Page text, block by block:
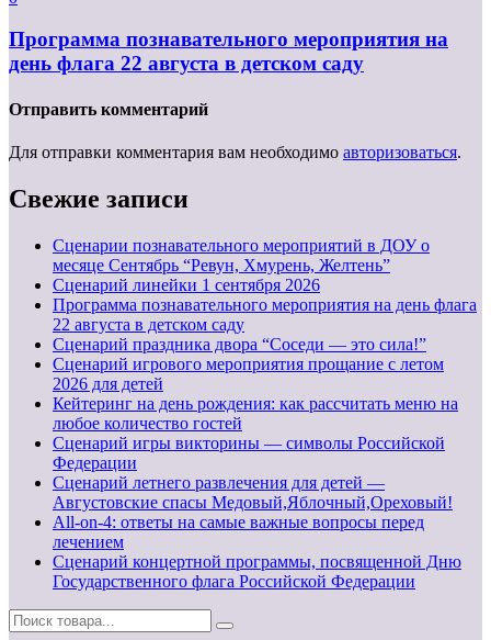
Программа познавательного мероприятия на
день флага 22 августа в детском саду
Отправить комментарий
Для отправки комментария вам необходимо авторизоваться.
Свежие записи
Сценарии познавательного мероприятий в ДОУ о
месяце Сентябрь “Ревун, Хмурень, Желтень”
Cценарий линейки 1 сентября 2026
Программа познавательного мероприятия на день флага
22 августа в детском саду
Сценарий праздника двора “Соседи — это сила!”
Сценарий игрового мероприятия прощание с летом
2026 для детей
Кейтеринг на день рождения: как рассчитать меню на
любое количество гостей
Сценарий игры викторины — символы Российской
Федерации
Сценарий летнего развлечения для детей —
Августовские спасы Медовый,Яблочный,Ореховый!
All-on-4: ответы на самые важные вопросы перед
лечением
Сценарий концертной программы, посвященной Дню
Государственного флага Российской Федерации